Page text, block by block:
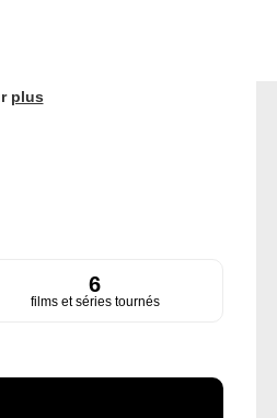
plus
6
films et séries tournés